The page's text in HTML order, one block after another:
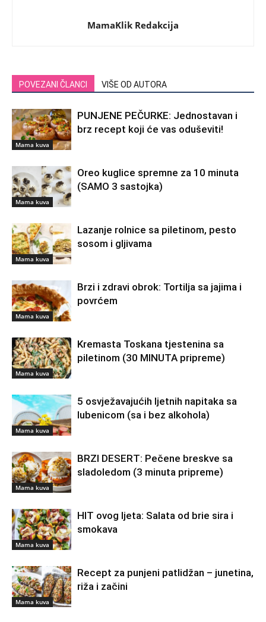
MamaKlik Redakcija
POVEZANI ČLANCI VIŠE OD AUTORA
Mama kuva
PUNJENE PEČURKE: Jednostavan i
brz recept koji će vas oduševiti!
Mama kuva
Oreo kuglice spremne za 10 minuta
(SAMO 3 sastojka)
Mama kuva
Lazanje rolnice sa piletinom, pesto
sosom i gljivama
Mama kuva
Brzi i zdravi obrok: Tortilja sa jajima i
povrćem
Mama kuva
Kremasta Toskana tjestenina sa
piletinom (30 MINUTA pripreme)
Mama kuva
5 osvježavajućih ljetnih napitaka sa
lubenicom (sa i bez alkohola)
Mama kuva
BRZI DESERT: Pečene breskve sa
sladoledom (3 minuta pripreme)
Mama kuva
HIT ovog ljeta: Salata od brie sira i
smokava
Mama kuva
Recept za punjeni patlidžan – junetina,
riža i začini